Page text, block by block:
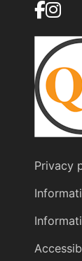
Privacy